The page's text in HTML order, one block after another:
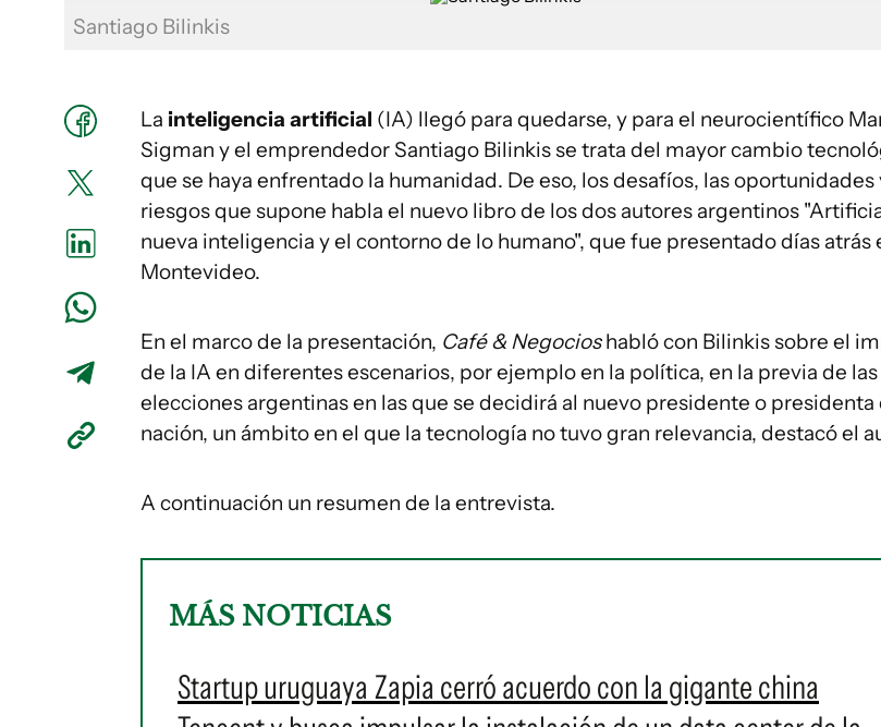
Santiago Bilinkis
La inteligencia artificial (IA) llegó para quedarse, y para el neurocientífico
Sigman y el emprendedor Santiago Bilinkis se trata del mayor cambio
que se haya enfrentado la humanidad. De eso, los desafíos, las oportunidades
riesgos que supone habla el nuevo libro de los dos autores argentinos
nueva inteligencia y el contorno de lo humano", que fue presentado días atrás
Montevideo.
En el marco de la presentación, Café & Negocioshabló con Bilinkis sobre el
de la IA en diferentes escenarios, por ejemplo en la política, en la previa de las
elecciones argentinas en las que se decidirá al nuevo presidente o presidenta
nación, un ámbito en el que la tecnología no tuvo gran relevancia, destacó el
A continuación un resumen de la entrevista.
MÁS NOTICIAS
Startup uruguaya Zapia cerró acuerdo con la gigante china